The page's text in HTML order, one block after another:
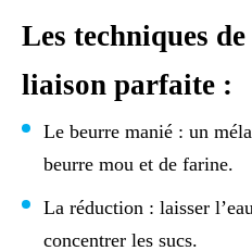
Les techniques
liaison parfaite :
Le beurre manié : un
beurre mou et de farine.
La réduction : laisser
concentrer les sucs.